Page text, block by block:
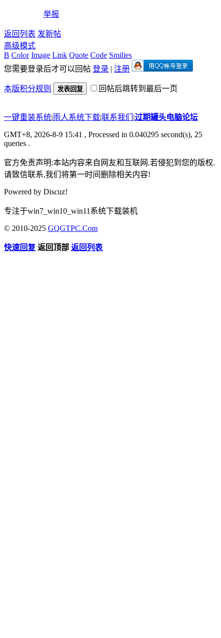
举报
返回列表 发新帖
高级模式
B Color Image Link Quote Code Smilies
您需要登录后才可以回帖 登录 | 注册
本版积分规则 发表回复 回帖后跳转到最后一页
一键重装系统|雨人系统下载|联系我们 |过期罐头电脑论坛
GMT+8, 2026-8-9 15:41 , Processed in 0.040295 second(s), 25
queries .
官方免责声明:本站内容来自网友和互联网.若侵犯到您的版权.
请致信联系,我们将第一时间删除相关内容!
Powered by Discuz!
专注于win7_win10_win11系统下载装机
© 2010-2025 GQGTPC.Com
快速回复 返回顶部 返回列表